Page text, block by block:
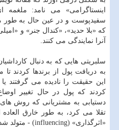
اینستاگرامی» می نامد:
سفیدپوست و در عین حال به طور
که «بلا حدید»، «کندال جنر» و
آنرا نمایندگی می کنند.
سلبریتی هایی که به دنبال
به دریافت پول از برندها کردند تا
این حقیقت را نادیده می گرفتند
کردند که پول در حال تغییر
دستیابی به مشتریانی که روش های
تقلا می کرد، به طور خارق
«اثرگذاری» (influencing) - متولد شد.